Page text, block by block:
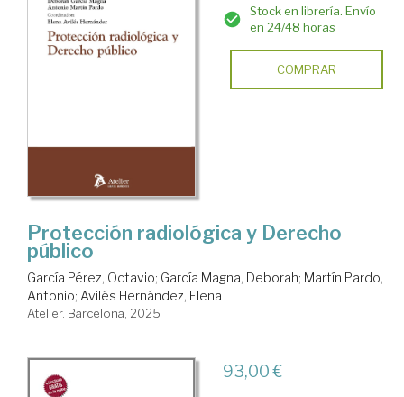
Stock en librería. Envío
en 24/48 horas
COMPRAR
Protección radiológica y Derecho
público
García Pérez, Octavio; García Magna, Deborah; Martín Pardo,
Antonio; Avilés Hernández, Elena
Atelier. Barcelona, 2025
93,00 €